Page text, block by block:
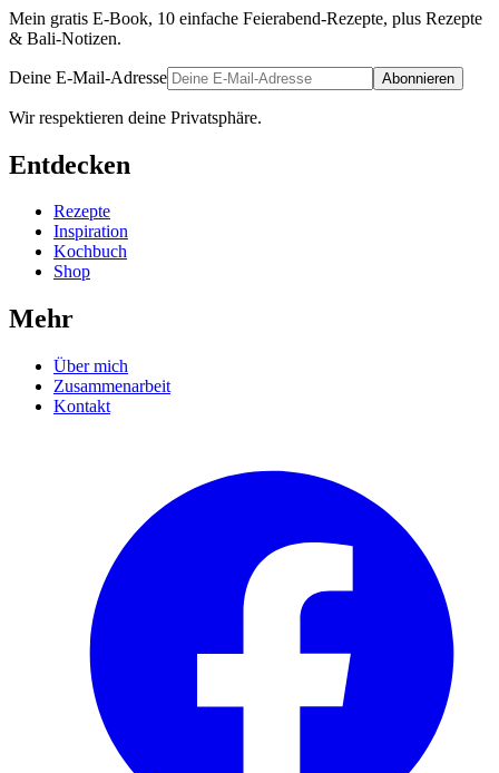
Mein gratis E-Book, 10 einfache Feierabend-Rezepte, plus Rezepte
& Bali-Notizen.
Deine E-Mail-Adresse Abonnieren
Wir respektieren deine Privatsphäre.
Entdecken
Rezepte
Inspiration
Kochbuch
Shop
Mehr
Über mich
Zusammenarbeit
Kontakt